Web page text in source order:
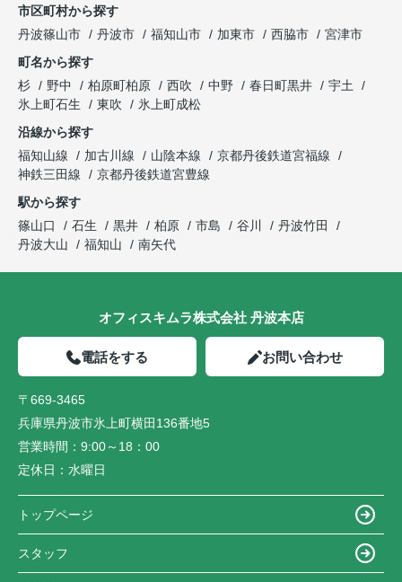
市区町村から探す
丹波篠山市
丹波市 福知山市 加東市 西脇市
宮津市
町名から探す
杉
野中 柏原町柏原 西吹 中野 春日町黒井
宇土
氷上町石生
東吹
氷上町成松
沿線から探す
福知山線
加古川線 山陰本線
京都丹後鉄道宮福線
神鉄三田線
京都丹後鉄道宮豊線
駅から探す
篠山口
石生 黒井 柏原 市島 谷川
丹波竹田
丹波大山
福知山 南矢代
オフィスキムラ株式会社 丹波本店
電話をする お問い合わせ
〒669-3465
兵庫県丹波市氷上町横田136番地5
営業時間： 9:00～18：00
定休日： 水曜日
トップページ
スタッフ